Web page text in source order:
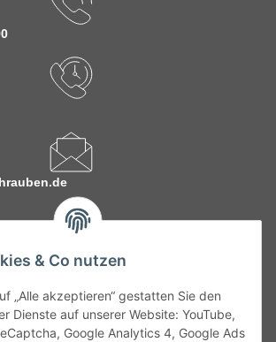
& Co nutzen
„Alle akzeptieren“ gestatten Sie den
Dienste auf unserer Website: YouTube,
Google Analytics 4, Google Ads